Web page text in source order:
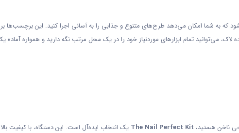
که به شما امکان می‌دهد طرح‌های متنوع و جذابی را به آسانی اجرا کنید. این برچسب‌ها
می‌توانید تمام ابزارهای موردنیاز خود را در یک محل مرتب نگه دارید و همواره آماده
ناخن هستید، The Nail Perfect Kit یک انتخاب ایده‌آل است. این دستگاه، با کیفیت